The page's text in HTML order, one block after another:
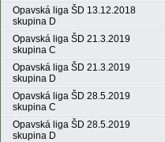
Opavská liga ŠD 13.12.2018
skupina D
Opavská liga ŠD 21.3.2019
skupina C
Opavská liga ŠD 21.3.2019
skupina D
Opavská liga ŠD 28.5.2019
skupina C
Opavská liga ŠD 28.5.2019
skupina D